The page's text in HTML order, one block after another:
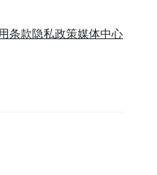
条款隐私政策媒体中心